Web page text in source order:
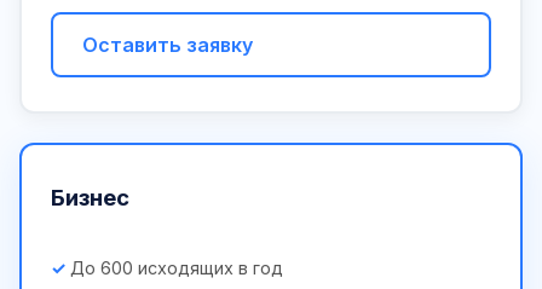
Оставить заявку
Бизнес
До 600 исходящих в год